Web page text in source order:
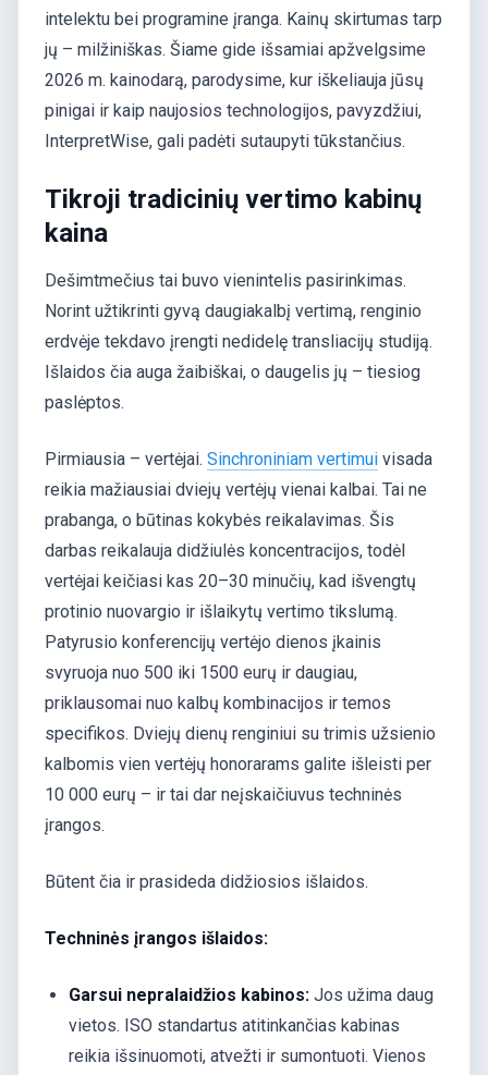
intelektu bei programine įranga. Kainų skirtumas tarp
jų – milžiniškas. Šiame gide išsamiai apžvelgsime
2026 m. kainodarą, parodysime, kur iškeliauja jūsų
pinigai ir kaip naujosios technologijos, pavyzdžiui,
InterpretWise, gali padėti sutaupyti tūkstančius.
Tikroji tradicinių vertimo kabinų
kaina
Dešimtmečius tai buvo vienintelis pasirinkimas.
Norint užtikrinti gyvą daugiakalbį vertimą, renginio
erdvėje tekdavo įrengti nedidelę transliacijų studiją.
Išlaidos čia auga žaibiškai, o daugelis jų – tiesiog
paslėptos.
Pirmiausia – vertėjai. Sinchroniniam vertimui visada
reikia mažiausiai dviejų vertėjų vienai kalbai. Tai ne
prabanga, o būtinas kokybės reikalavimas. Šis
darbas reikalauja didžiulės koncentracijos, todėl
vertėjai keičiasi kas 20–30 minučių, kad išvengtų
protinio nuovargio ir išlaikytų vertimo tikslumą.
Patyrusio konferencijų vertėjo dienos įkainis
svyruoja nuo 500 iki 1500 eurų ir daugiau,
priklausomai nuo kalbų kombinacijos ir temos
specifikos. Dviejų dienų renginiui su trimis užsienio
kalbomis vien vertėjų honorarams galite išleisti per
10 000 eurų – ir tai dar neįskaičiuvus techninės
įrangos.
Būtent čia ir prasideda didžiosios išlaidos.
Techninės įrangos išlaidos:
Garsui nepralaidžios kabinos: Jos užima daug
vietos. ISO standartus atitinkančias kabinas
reikia išsinuomoti, atvežti ir sumontuoti. Vienos